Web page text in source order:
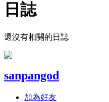
日誌
還沒有相關的日誌
sanpangod
加為好友